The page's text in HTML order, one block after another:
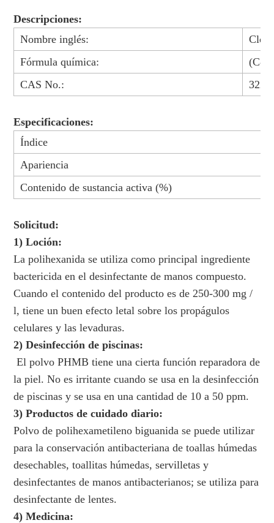
Descripciones:
Nombre inglés:
Fórmula química:
CAS No.:
Especificaciones:
Índice
Apariencia
Contenido de sustancia activa (%)
Solicitud:
1) Loción:
La polihexanida se utiliza como principal ingrediente
bactericida en el desinfectante de manos compuesto.
Cuando el contenido del producto es de 250-300 mg /
l, tiene un buen efecto letal sobre los propágulos
celulares y las levaduras.
2) Desinfección de piscinas:
El polvo PHMB tiene una cierta función reparadora de
la piel. No es irritante cuando se usa en la desinfección
de piscinas y se usa en una cantidad de 10 a 50 ppm.
3) Productos de cuidado diario:
Polvo de polihexametileno biguanida se puede utilizar
para la conservación antibacteriana de toallas húmedas
desechables, toallitas húmedas, servilletas y
desinfectantes de manos antibacterianos; se utiliza para
desinfectante de lentes.
4) Medicina: